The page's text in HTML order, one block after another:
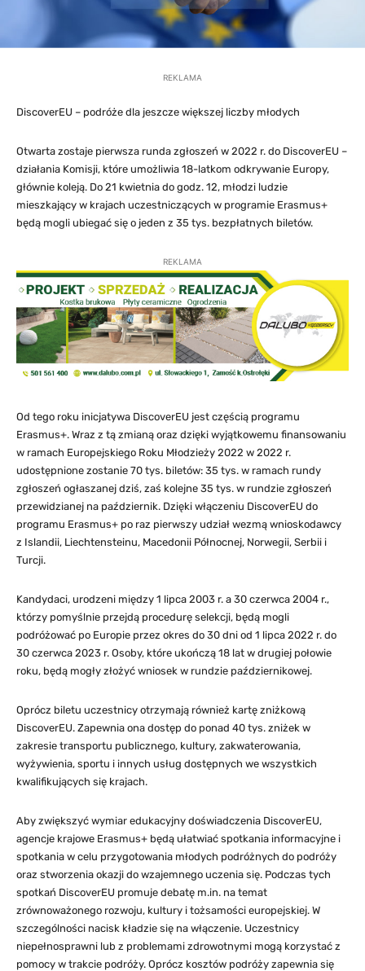
REKLAMA
DiscoverEU – podróże dla jeszcze większej liczby młodych
Otwarta zostaje pierwsza runda zgłoszeń w 2022 r. do DiscoverEU –
działania Komisji, które umożliwia 18-latkom odkrywanie Europy,
głównie koleją. Do 21 kwietnia do godz. 12, młodzi ludzie
mieszkający w krajach uczestniczących w programie Erasmus+
będą mogli ubiegać się o jeden z 35 tys. bezpłatnych biletów.
REKLAMA
Od tego roku inicjatywa DiscoverEU jest częścią programu
Erasmus+. Wraz z tą zmianą oraz dzięki wyjątkowemu finansowaniu
w ramach Europejskiego Roku Młodzieży 2022 w 2022 r.
udostępnione zostanie 70 tys. biletów: 35 tys. w ramach rundy
zgłoszeń ogłaszanej dziś, zaś kolejne 35 tys. w rundzie zgłoszeń
przewidzianej na październik. Dzięki włączeniu DiscoverEU do
programu Erasmus+ po raz pierwszy udział wezmą wnioskodawcy
z Islandii, Liechtensteinu, Macedonii Północnej, Norwegii, Serbii i
Turcji.
Kandydaci, urodzeni między 1 lipca 2003 r. a 30 czerwca 2004 r.,
którzy pomyślnie przejdą procedurę selekcji, będą mogli
podróżować po Europie przez okres do 30 dni od 1 lipca 2022 r. do
30 czerwca 2023 r. Osoby, które ukończą 18 lat w drugiej połowie
roku, będą mogły złożyć wniosek w rundzie październikowej.
Oprócz biletu uczestnicy otrzymają również kartę zniżkową
DiscoverEU. Zapewnia ona dostęp do ponad 40 tys. zniżek w
zakresie transportu publicznego, kultury, zakwaterowania,
wyżywienia, sportu i innych usług dostępnych we wszystkich
kwalifikujących się krajach.
Aby zwiększyć wymiar edukacyjny doświadczenia DiscoverEU,
agencje krajowe Erasmus+ będą ułatwiać spotkania informacyjne i
spotkania w celu przygotowania młodych podróżnych do podróży
oraz stworzenia okazji do wzajemnego uczenia się. Podczas tych
spotkań DiscoverEU promuje debatę m.in. na temat
zrównoważonego rozwoju, kultury i tożsamości europejskiej. W
szczególności nacisk kładzie się na włączenie. Uczestnicy
niepełnosprawni lub z problemami zdrowotnymi mogą korzystać z
pomocy w trakcie podróży. Oprócz kosztów podróży zapewnia się